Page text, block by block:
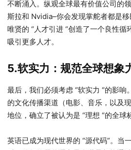
不断涌入。纵观全球最有价值公司的
斯拉和 Nvidia–你会发现掌舵者都是
唯贤的 “人才引进 “创造了一个良性循
吸引更多人才。
5.软实力：规范全球想象
最后，我们必须考虑 “软实力 “的影响
的文化传播渠道（电影、音乐，以及
地位，确立了被认为是 “理想 “的全球
英语已成为现代世界的 “源代码”。当